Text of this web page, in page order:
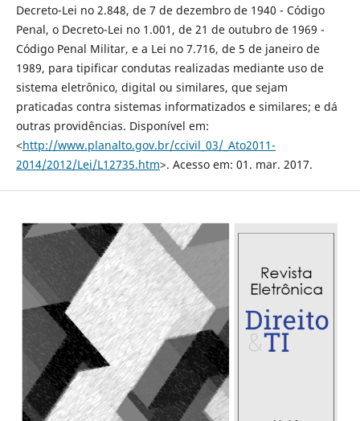
Decreto-Lei no 2.848, de 7 de dezembro de 1940 - Código
Penal, o Decreto-Lei no 1.001, de 21 de outubro de 1969 -
Código Penal Militar, e a Lei no 7.716, de 5 de janeiro de
1989, para tipificar condutas realizadas mediante uso de
sistema eletrônico, digital ou similares, que sejam
praticadas contra sistemas informatizados e similares; e dá
outras providências. Disponível em:
<http://www.planalto.gov.br/ccivil_03/_Ato2011-
2014/2012/Lei/L12735.htm>. Acesso em: 01. mar. 2017.